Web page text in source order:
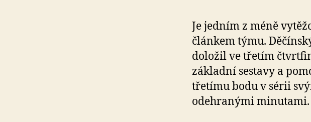
Je jedním z méně
článkem týmu.
doložil ve třetím
základní sestavy a
třetímu bodu v sérii
odehranými minutami.